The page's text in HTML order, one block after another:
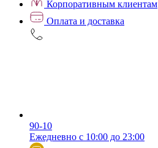
Корпоративным клиентам
Оплата и доставка
90-10
Ежедневно с 10:00 до 23:00